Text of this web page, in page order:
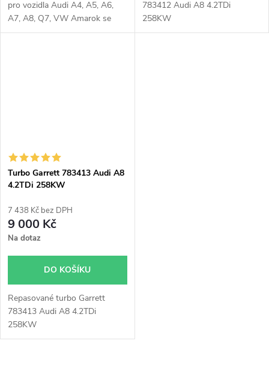
pro vozidla Audi A4, A5, A6,
A7, A8, Q7, VW Amarok se
140kW, 150kW, 155kW,
783412 Audi A8 4.2TDi
258KW
Turbo Garrett 783413 Audi A8
4.2TDi 258KW
7 438 Kč bez DPH
9 000 Kč
Na dotaz
DO KOŠÍKU
Repasované turbo Garrett
783413 Audi A8 4.2TDi
258KW